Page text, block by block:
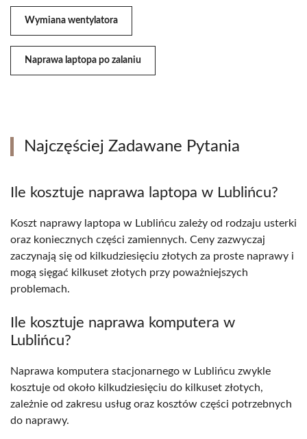
Wymiana wentylatora
Naprawa laptopa po zalaniu
Najczęściej Zadawane Pytania
Ile kosztuje naprawa laptopa w Lublińcu?
Koszt naprawy laptopa w Lublińcu zależy od rodzaju usterki
oraz koniecznych części zamiennych. Ceny zazwyczaj
zaczynają się od kilkudziesięciu złotych za proste naprawy i
mogą sięgać kilkuset złotych przy poważniejszych
problemach.
Ile kosztuje naprawa komputera w
Lublińcu?
Naprawa komputera stacjonarnego w Lublińcu zwykle
kosztuje od około kilkudziesięciu do kilkuset złotych,
zależnie od zakresu usług oraz kosztów części potrzebnych
do naprawy.